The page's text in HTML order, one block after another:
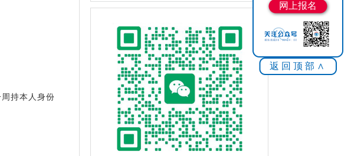
网上报名
返回顶部∧
持本人身份